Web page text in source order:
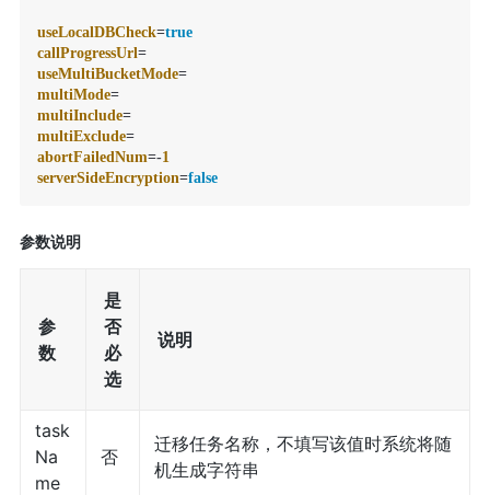
useLocalDBCheck=true
callProgressUrl
=
useMultiBucketMode =
multiMode =
multiInclude =
multiExclude =
abortFailedNum=-1
serverSideEncryption=false
参数说明
参
数
是
否
必
选
说明
task
Na
me
否
迁移任务名称，不填写该值时系统将随
机生成字符串